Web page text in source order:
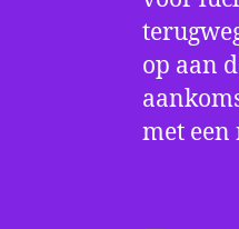
op aan
met